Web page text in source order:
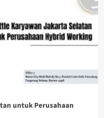
untuk Perusahaan